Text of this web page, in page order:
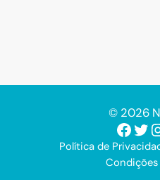
© 2026
Política de